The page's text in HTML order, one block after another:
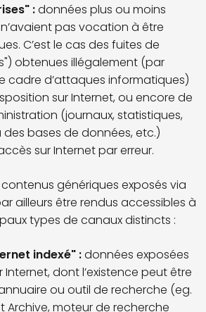
:données plus ou moins
pas vocation à être
C’est le cas des fuites de
obtenues illégalement (par
cadre d’attaques informatiques)
sur Internet, ou encore de
(journaux, statistiques,
bases de données, etc.)
sur Internet par erreur.
génériques exposés via
ailleurs être rendus accessibles à
types de canaux distincts :
indexé" :données exposées
dont l’existence peut être
ou outil de recherche (eg.
Archive, moteur de recherche